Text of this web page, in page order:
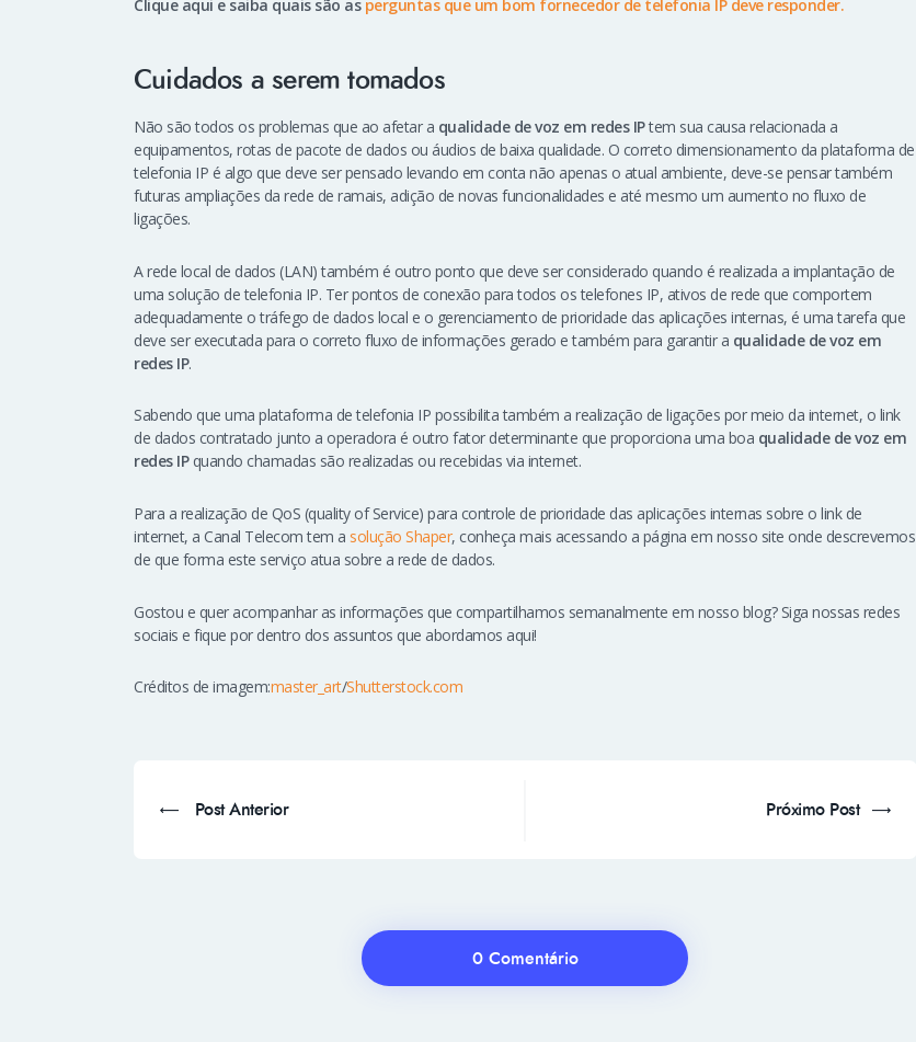
Clique aqui e saiba quais são as perguntas que um bom fornecedor de telefonia IP deve responder.
Cuidados a serem tomados
Não são todos os problemas que ao afetar a qualidade de voz em redes IPtem sua causa relacionada a
equipamentos, rotas de pacote de dados ou áudios de baixa qualidade. O correto dimensionamento da plataforma de
telefonia IP é algo que deve ser pensado levando em conta não apenas o atual ambiente, deve-se pensar também
futuras ampliações da rede de ramais, adição de novas funcionalidades e até mesmo um aumento no fluxo de
ligações.
A rede local de dados (LAN) também é outro ponto que deve ser considerado quando é realizada a implantação de
uma solução de telefonia IP. Ter pontos de conexão para todos os telefones IP, ativos de rede que comportem
adequadamente o tráfego de dados local e o gerenciamento de prioridade das aplicações internas, é uma tarefa que
deve ser executada para o correto fluxo de informações gerado e também para garantir a qualidade de voz em
redes IP.
Sabendo que uma plataforma de telefonia IP possibilita também a realização de ligações por meio da internet, o link
de dados contratado junto a operadora é outro fator determinante que proporciona uma boa qualidade de voz em
redes IPquando chamadas são realizadas ou recebidas via internet.
Para a realização de QoS (quality of Service) para controle de prioridade das aplicações internas sobre o link de
internet, a Canal Telecom tem a solução Shaper, conheça mais acessando a página em nosso site onde descrevemos
de que forma este serviço atua sobre a rede de dados.
Gostou e quer acompanhar as informações que compartilhamos semanalmente em nosso blog? Siga nossas redes
sociais e fique por dentro dos assuntos que abordamos aqui!
Créditos de imagem:master_art/Shutterstock.com
Post Anterior Próximo Post
0 Comentário